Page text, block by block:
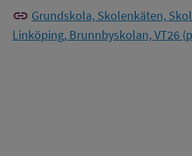
link Grundskola, Skolenkäten,
Linköping, Brunnbyskolan, VT26